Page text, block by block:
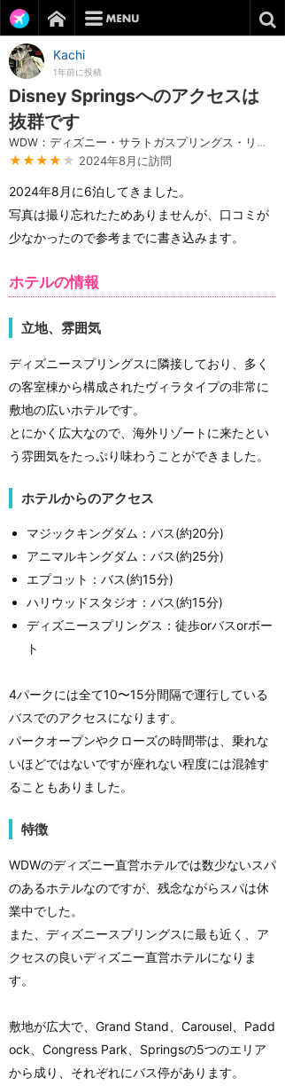
Kachi
1年前に投稿
Disney Springsへのアクセスは
抜群です
WDW：ディズニー・サラトガスプリングス・リゾート＆スパ
★★★★ ★ 2024年8月に訪問
2024年8月に6泊してきました。
写真は撮り忘れたためありませんが、口コミが
少なかったので参考までに書き込みます。
ホテルの情報
立地、雰囲気
ディズニースプリングスに隣接しており、多く
の客室棟から構成されたヴィラタイプの非常に
敷地の広いホテルです。
とにかく広大なので、海外リゾートに来たとい
う雰囲気をたっぷり味わうことができました。
ホテルからのアクセス
マジックキングダム：バス(約20分)
アニマルキングダム：バス(約25分)
エプコット：バス(約15分)
ハリウッドスタジオ：バス(約15分)
ディズニースプリングス：徒歩orバスorボー
ト
4パークには全て10〜15分間隔で運行している
バスでのアクセスになります。
パークオープンやクローズの時間帯は、乗れな
いほどではないですが座れない程度には混雑す
ることもありました。
特徴
WDWのディズニー直営ホテルでは数少ないスパ
のあるホテルなのですが、残念ながらスパは休
業中でした。
また、ディズニースプリングスに最も近く、ア
クセスの良いディズニー直営ホテルになりま
す。
敷地が広大で、Grand Stand、Carousel、Padd
ock、Congress Park、Springsの5つのエリア
から成り、それぞれにバス停があります。